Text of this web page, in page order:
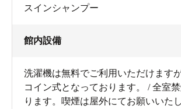
スインシャンプー
館内設備
洗濯機は無料でご利用いただけます
コイン式となっております。 / 全室
ります。喫煙は屋外にてお願いいた